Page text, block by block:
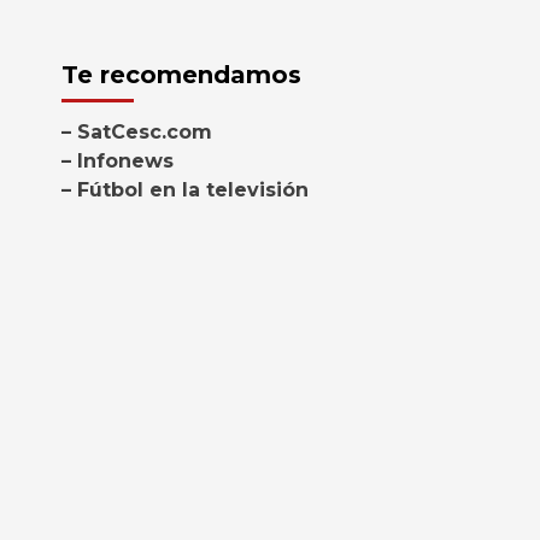
Te recomendamos
– SatCesc.com
– Infonews
– Fútbol en la televisión